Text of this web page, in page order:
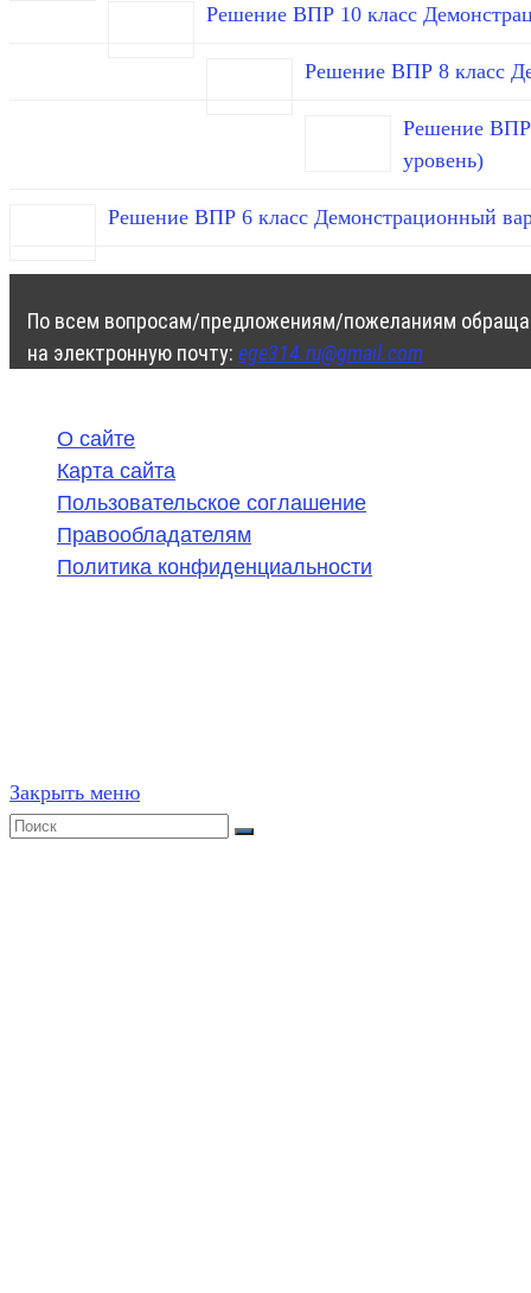
Решение ВПР 10 класс
Решение ВПР 8 класс
Решение ВПР
уровень)
Решение ВПР 6 класс Демонстрационный
По всем вопросам/предложениям/пожеланиям
на электронную почту: ege314.ru@gmail.com
О сайте
Карта сайта
Пользовательское соглашение
Правообладателям
Политика конфиденциальности
Закрыть меню